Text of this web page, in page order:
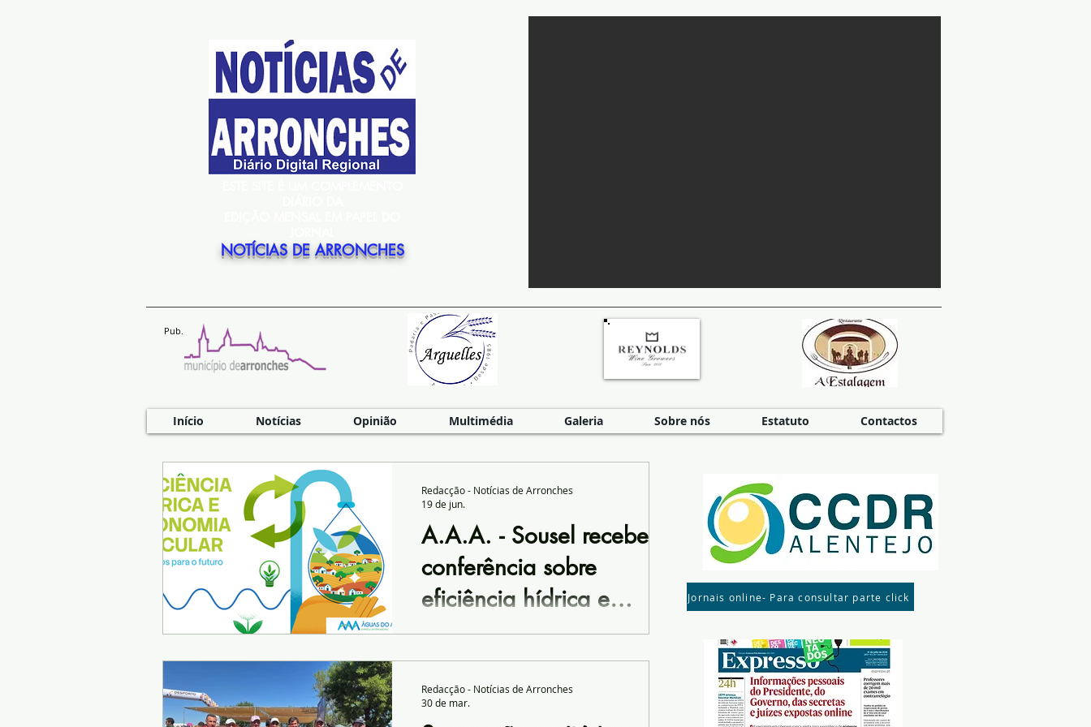
NOTÍCIAS DE ARRONCHES
Pub.
Início Notícias Opinião Multimédia Galeria Sobre nós Estatuto Contactos
A.A.A. - Sousel recebe
conferência sobre
eficiência hídrica e
economia circular.
O Auditório da Biblioteca Municipal Dr.
“Eficiência Hídrica e Economia Circular:
Caminhos para o Futuro”, uma iniciativa
Redacção - Notícias de Arronches
19 de jun.
Redacção - Notícias de Arronches
30 de mar.
Jornais online- Para consultar parte click